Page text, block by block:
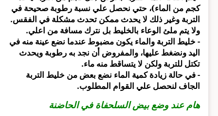
كجم من الماء)، حتي نحصل علي نسبة رطوبة صحيحة في
التربة وغير ذلك لا يحدث ممكن تحدث مشكلة في الفقس.
ولا يتم ملئ الوعاء بالخليط بل نترك مسافة من اعلي.
- خليط التربة والماء يكون مضبوط عندما نضع عينة منه في
اليد ونضغط عليها، والمفروض أن نجد به رطوبة ويحدث
تكتل للتربة ولكن لا يتساقط منه ماء.
- في حالة زيادة كمية الماء نضع بعض من خليط التربة
الجاف لنحصل علي القوام المطلوب.
هام عند وضع بيض السلحفاة في الحاضنة